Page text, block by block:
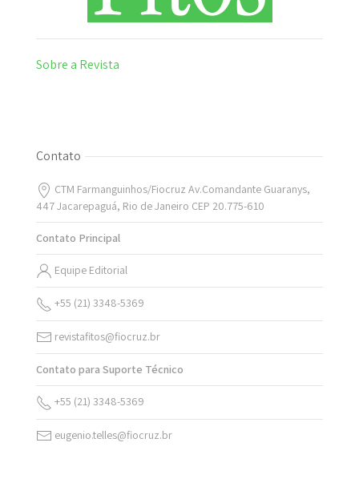
Sobre a Revista
Contato
CTM Farmanguinhos/Fiocruz Av.Comandante Guaranys,
447 Jacarepaguá, Rio de Janeiro CEP 20.775-610
Contato Principal
Equipe Editorial
+55 (21) 3348-5369
revistafitos@fiocruz.br
Contato para Suporte Técnico
+55 (21) 3348-5369
eugenio.telles@fiocruz.br